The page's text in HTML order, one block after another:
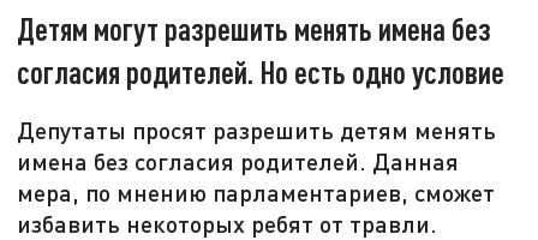
Детям могут разрешить менять имена без
согласия родителей. Но есть одно условие
Депутаты просят разрешить детям менять
имена без согласия родителей. Данная
мера, по мнению парламентариев, сможет
избавить некоторых ребят от травли.